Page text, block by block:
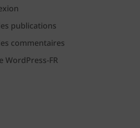
publications
commentaires
WordPress-FR